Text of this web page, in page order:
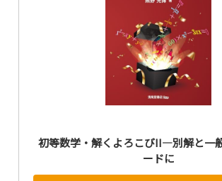
初等数学・解くよろこびII―別解と一
ードに